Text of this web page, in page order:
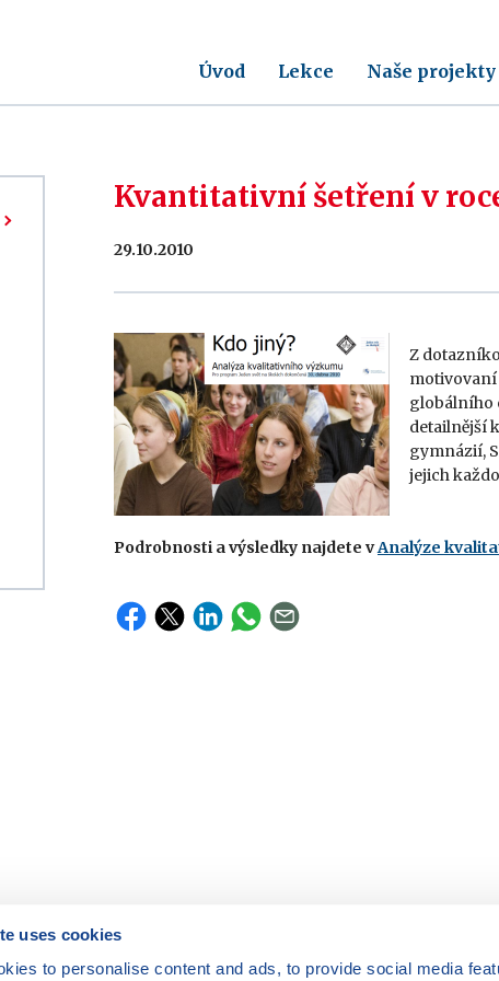
uses cookies
to personalise content and ads, to provide social media
Úvod Lekce Naše projekty
Kvantitativní šetření v
29.10.2010
Z
motivovaní
globálního
detailnější
gymnázií,
jejich
Podrobnosti a výsledky najdete vAnalýze